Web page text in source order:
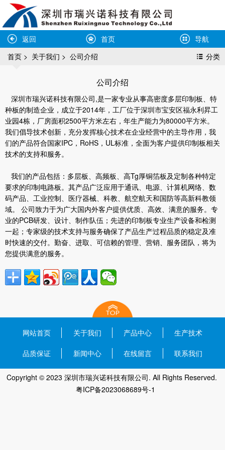
返回 首页
导航
分类
首页 > 关于我们 > 公司介绍
公司介绍
深圳市瑞兴诺科技有限公司,是一家专业从事高密度多层印制板、特
种板的制造企业，成立于2014年，工厂位于深圳市宝安区福永利昇工
业园4栋，厂房面积2500平方米左右，年生产能力为80000平方米。
我们倡导技术创新，充分发挥核心技术在企业经营中的主导作用，我
们的产品符合国家IPC，RoHS，UL标准，全面为客户提供印制板相关
技术的支持和服务。
我们的产品包括：多层板、高频板、高Tg厚铜箔板及定制各种特定
要求的印制电路板。其产品广泛应用于通讯、电源、计算机网络、数
码产品、工业控制、医疗器械、科教、航空航天和国防等高新科教领
域。 公司致力于为广大国内外客户提供优质、高效、满意的服务。专
业的PCB研发、设计、制作队伍；先进的印制板专业生产设备和检测
一起；专家级的技术支持与服务确保了产品生产过程品质的稳定及准
时快速的交付。勤奋、进取、可信赖的管理、营销、服务团队，将为
您提供满意的服务。
网站首页 关于我们 产品中心 生产技术
品质保证 新闻中心 在线留言 联系我们
Copyright © 2023 深圳市瑞兴诺科技有限公司. All Rights Reserved.
粤ICP备2023068689号-1